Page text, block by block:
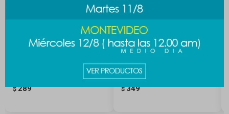
Llavero One Piece - diseño 1
$ 289
Llavero pingüino - gris
$ 349